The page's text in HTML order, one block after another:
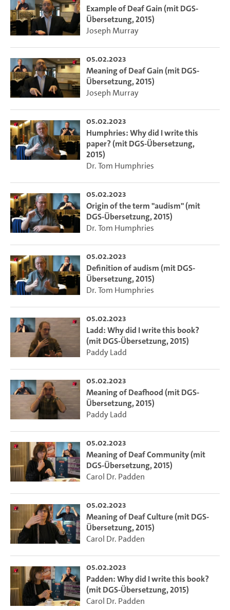
Example of Deaf Gain (mit DGS-
Übersetzung, 2015)
Joseph Murray
05.02.2023
Meaning of Deaf Gain (mit DGS-
Übersetzung, 2015)
Joseph Murray
05.02.2023
Humphries: Why did I write this
paper? (mit DGS-Übersetzung,
2015)
Dr. Tom Humphries
05.02.2023
Origin of the term "audism" (mit
DGS-Übersetzung, 2015)
Dr. Tom Humphries
05.02.2023
Definition of audism (mit DGS-
Übersetzung, 2015)
Dr. Tom Humphries
05.02.2023
Ladd: Why did I write this book?
(mit DGS-Übersetzung, 2015)
Paddy Ladd
05.02.2023
Meaning of Deafhood (mit DGS-
Übersetzung, 2015)
Paddy Ladd
05.02.2023
Meaning of Deaf Community (mit
DGS-Übersetzung, 2015)
Carol Dr. Padden
05.02.2023
Meaning of Deaf Culture (mit DGS-
Übersetzung, 2015)
Carol Dr. Padden
05.02.2023
Padden: Why did I write this book?
(mit DGS-Übersetzung, 2015)
Carol Dr. Padden